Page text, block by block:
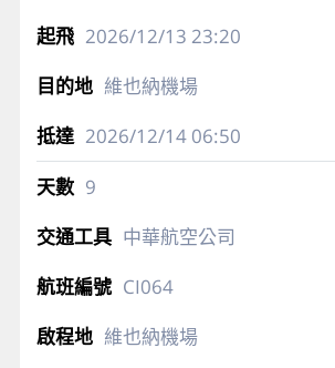
2026/12/13 23:20
維也納機場
2026/12/1406:50
9
中華航空公司
CI064
維也納機場